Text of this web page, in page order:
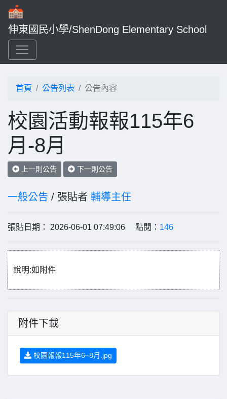
伸東國民小學/ShenDong Elementary School
首頁 公告列表 公告內容
校園活動報報115年6
月-8月
上一則公告 下一則公告
一般公告 / 張貼者 輔導主任
張貼日期： 2026-06-01 07:49:06 點閱： 146
說明:如附件
附件下載
校園報報115年6~8月.jpg